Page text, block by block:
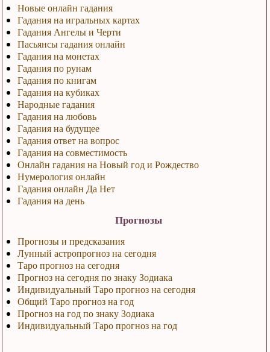
Новые онлайн гадания
Гадания на игральных картах
Гадания Ангелы и Черти
Пасьянсы гадания онлайн
Гадания на монетах
Гадания по рунам
Гадания по книгам
Гадания на кубиках
Народные гадания
Гадания на любовь
Гадания на будущее
Гадания ответ на вопрос
Гадания на совместимость
Онлайн гадания на Новый год и Рождество
Нумерология онлайн
Гадания онлайн Да Нет
Гадания на день
Прогнозы
Прогнозы и предсказания
Лунный астропрогноз на сегодня
Таро прогноз на сегодня
Прогноз на сегодня по знаку Зодиака
Индивидуальный Таро прогноз на сегодня
Общий Таро прогноз на год
Прогноз на год по знаку Зодиака
Индивидуальный Таро прогноз на год